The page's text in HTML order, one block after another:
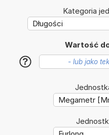
Kategoria
Wartość
?